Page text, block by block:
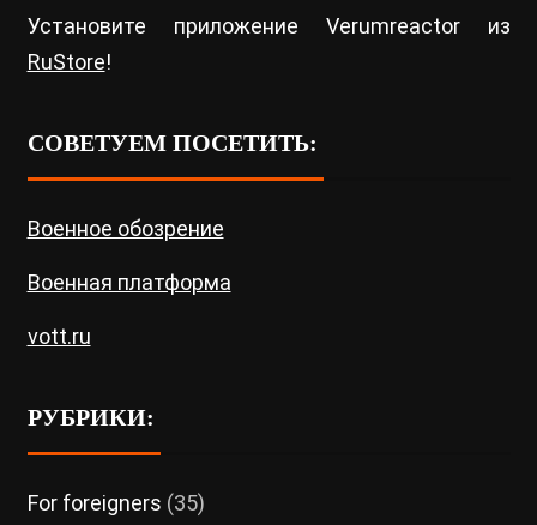
Установите приложение Verumreactor из
RuStore!
СОВЕТУЕМ ПОСЕТИТЬ:
Военное обозрение
Военная платформа
vott.ru
РУБРИКИ:
For foreigners (35)